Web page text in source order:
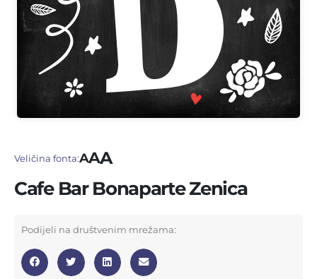
Veličina fonta:AAA
Cafe Bar Bonaparte Zenica
Podijeli na društvenim mrežama: